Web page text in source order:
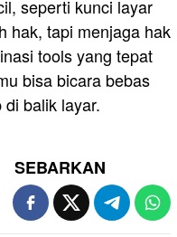
seperti kunci layar
hak, tapi menjaga hak
tools yang tepat
bisa bicara bebas
balik layar.
SEBARKAN